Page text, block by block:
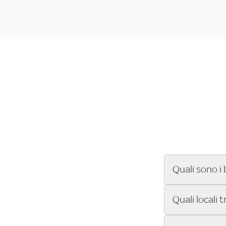
Quali sono i
Se cerchi un
ENILIVE, la
Quali locali